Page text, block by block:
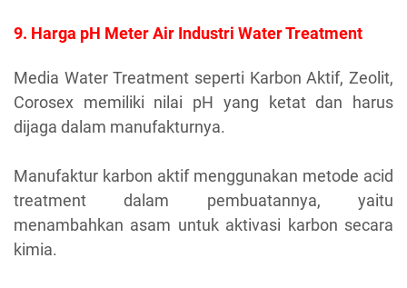
9. Harga pH Meter Air Industri Water Treatment
Media Water Treatment seperti Karbon Aktif, Zeolit,
Corosex memiliki nilai pH yang ketat dan harus
dijaga dalam manufakturnya.
Manufaktur karbon aktif menggunakan metode acid
treatment dalam pembuatannya, yaitu
menambahkan asam untuk aktivasi karbon secara
kimia.